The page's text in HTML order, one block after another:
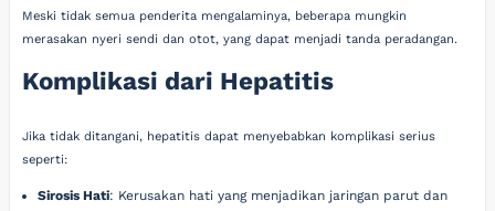
Meski tidak semua penderita mengalaminya, beberapa mungkin
merasakan nyeri sendi dan otot, yang dapat menjadi tanda peradangan.
Komplikasi dari Hepatitis
Jika tidak ditangani, hepatitis dapat menyebabkan komplikasi serius
seperti:
Sirosis Hati: Kerusakan hati yang menjadikan jaringan parut dan